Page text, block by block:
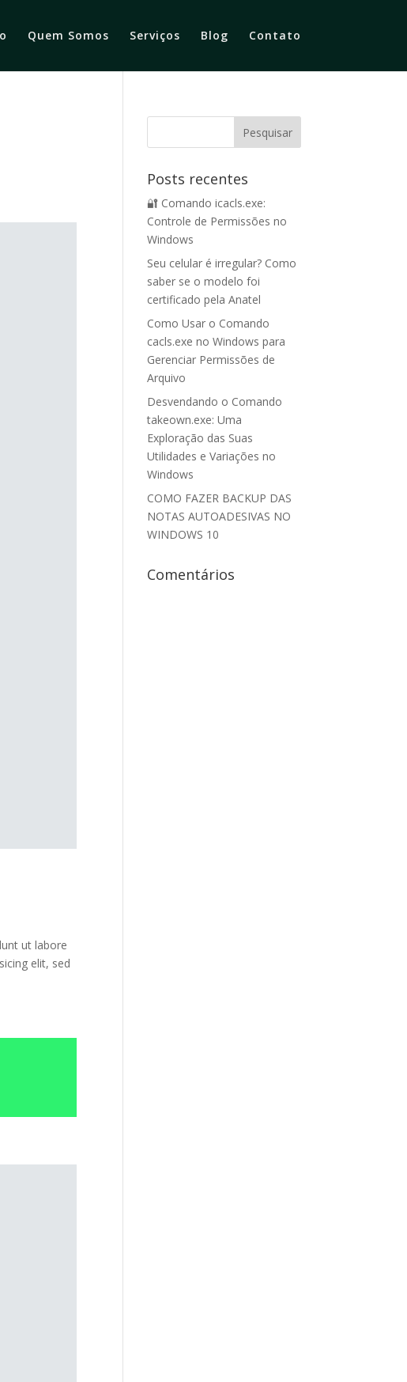
Quem Somos Serviços Blog Contato
ut labore
elit, sed
Posts recentes
🔐 Comando icacls.exe:
Controle de Permissões no
Windows
Seu celular é irregular? Como
saber se o modelo foi
certificado pela Anatel
Como Usar o Comando
cacls.exe no Windows para
Gerenciar Permissões de
Arquivo
Desvendando o Comando
takeown.exe: Uma
Exploração das Suas
Utilidades e Variações no
Windows
COMO FAZER BACKUP DAS
NOTAS AUTOADESIVAS NO
WINDOWS 10
Comentários